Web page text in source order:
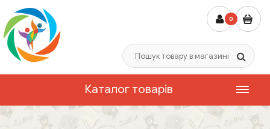
0
Каталог товарів